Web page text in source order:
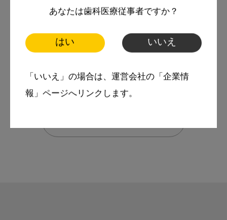
あなたは歯科医療従事者ですか？
はい いいえ
「いいえ」の場合は、運営会社の「企業情
報」ページへリンクします。
歯科医院経営 消費税増税